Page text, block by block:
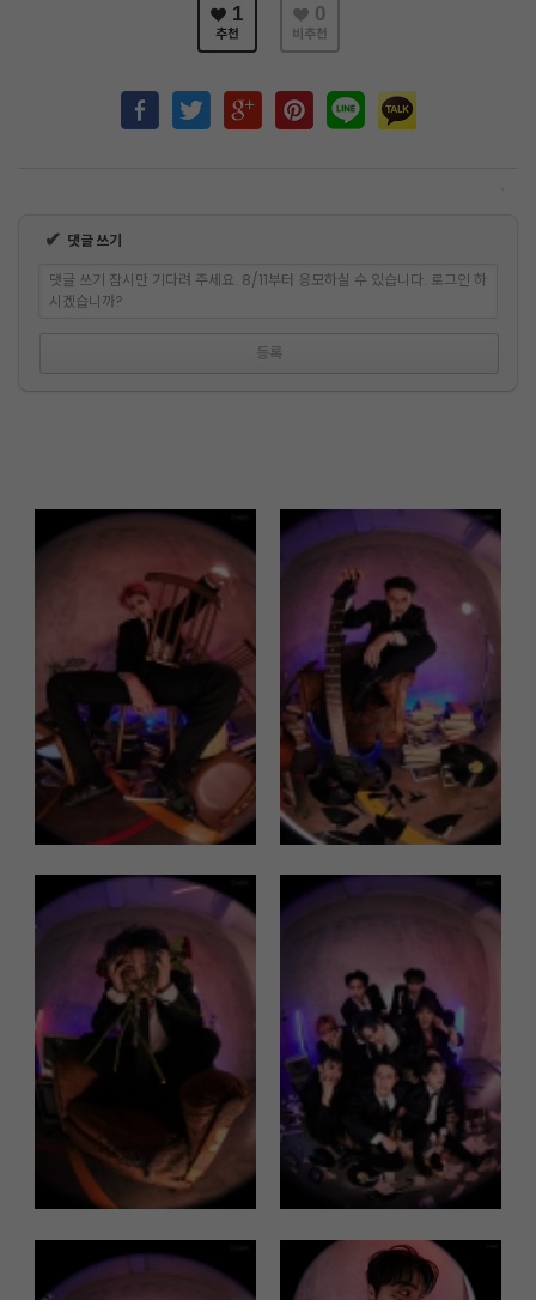
1
추천
0
비추천
✔ 댓글 쓰기
댓글 쓰기 잠시만 기다려 주세요. 8/11부터 응모하실 수 있습니다. 로그인 하
시겠습니까?